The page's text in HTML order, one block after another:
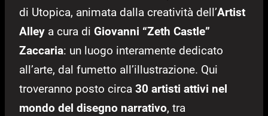
di Utopica, animata dalla creatività dell’Artist
Alley a cura di Giovanni “Zeth Castle”
Zaccaria: un luogo interamente dedicato
all’arte, dal fumetto all’illustrazione. Qui
troveranno posto circa 30 artisti attivi nel
mondo del disegno narrativo, tra